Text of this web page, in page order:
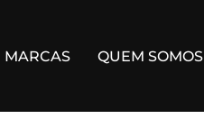
MARCAS QUEM SOMOS